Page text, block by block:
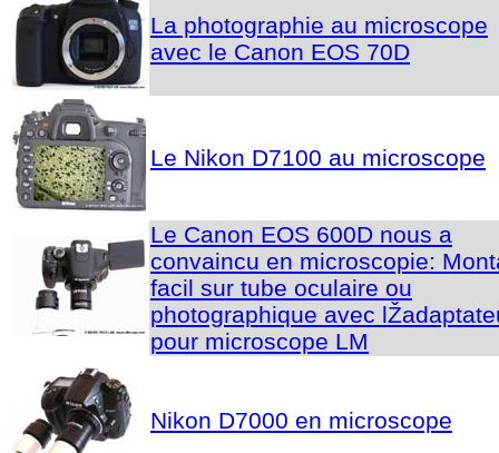
La photographie au microscope
avec le Canon EOS 70D
Le Nikon D7100 au microscope
Le Canon EOS 600D nous a
convaincu en microscopie:
facil sur tube oculaire ou
photographique avec
pour microscope LM
Nikon D7000 en microscope